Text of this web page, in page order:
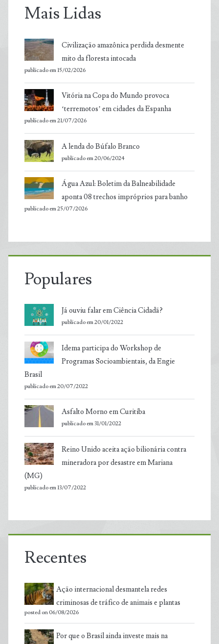
Mais Lidas
Civilização amazônica perdida desmente
mito da floresta intocada
publicado em 15/02/2026
Vitória na Copa do Mundo provoca
‘terremotos’ em cidades da Espanha
publicado em 21/07/2026
A lenda do Búfalo Branco
publicado em 20/06/2024
Água Azul: Boletim da Balneabilidade
aponta 08 trechos impróprios para banho
publicado em 25/07/2026
Populares
Já ouviu falar em Ciência Cidadã?
publicado em 20/01/2022
Idema participa do Workshop de
Programas Socioambientais, da Engie
Brasil
publicado em 20/07/2022
Asfalto Morno em Curitiba
publicado em 31/01/2022
Reino Unido aceita ação bilionária contra
mineradora por desastre em Mariana
(MG)
publicado em 13/07/2022
Recentes
Ação internacional desmantela redes
criminosas de tráfico de animais e plantas
posted on 06/08/2026
Por que o Brasil ainda investe mais na